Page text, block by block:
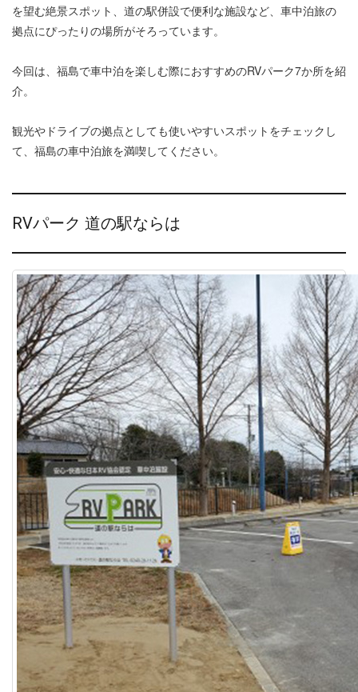
を望む絶景スポット、道の駅併設で便利な施設など、車中泊旅の
拠点にぴったりの場所がそろっています。
今回は、福島で車中泊を楽しむ際におすすめのRVパーク7か所を紹
介。
観光やドライブの拠点としても使いやすいスポットをチェックし
て、福島の車中泊旅を満喫してください。
RVパーク 道の駅ならは